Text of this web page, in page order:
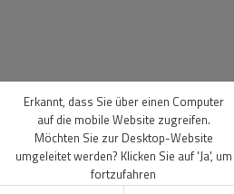
Erkannt, dass Sie über einen Computer
auf die mobile Website zugreifen.
Möchten Sie zur Desktop-Website
umgeleitet werden? Klicken Sie auf 'Ja', um
fortzufahren